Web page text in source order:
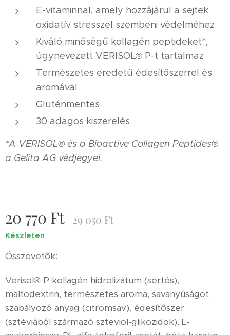
E-vitaminnal, amely hozzájárul a sejtek
oxidatív stresszel szembeni védelméhez
Kiváló minőségű kollagén peptideket*,
úgynevezett VERISOL® P-t tartalmaz
Természetes eredetű édesítőszerrel és
aromával
Gluténmentes
30 adagos kiszerelés
*A VERISOL® és a Bioactive Collagen Peptides®
a Gelita AG védjegyei.
20 770 Ft 29 050Ft
Készleten
Összevetők:
Verisol® P kollagén hidrolizátum (sertés),
maltodextrin, természetes aroma, savanyúságot
szabályozó anyag (citromsav), édesítőszer
(sztéviából származó szteviol-glikozidok), L-